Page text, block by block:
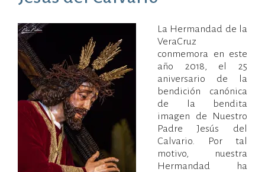
20/09/2018
Administradorweb
Noticias
Hdad
La Hermandad de la
VeraCruz
conmemora en este
año 2018, el 25
aniversario de la
bendición canónica
de la bendita
imagen de Nuestro
Padre Jesús del
Calvario. Por tal
motivo, nuestra
Hermandad ha